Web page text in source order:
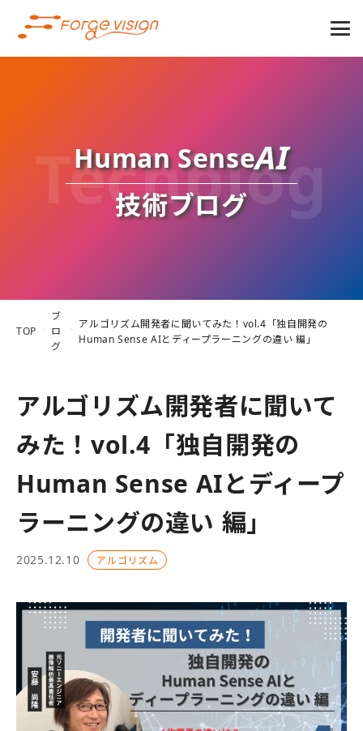
Techblog
Human SenseAI
技術ブログ
TOP
ブ
ロ
グ
アルゴリズム開発者に聞いてみた！vol.4「独自開発の
Human Sense AIとディープラーニングの違い 編」
アルゴリズム開発者に聞いて
みた！vol.4「独自開発の
Human Sense AIとディープ
ラーニングの違い 編」
2025.12.10 アルゴリズム